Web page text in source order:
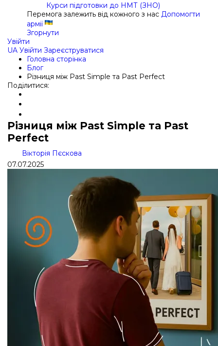
Курси підготовки до НМТ (ЗНО)
Перемога залежить від кожного з нас Допомогти
армії
Згорнути
Увійти
UA Увійти Зареєструватися
Головна сторінка
Блог
Різниця між Past Simple та Past Perfect
Поділитися:
Різниця між Past Simple та Past
Perfect
Вікторія Пєскова
07.07.2025